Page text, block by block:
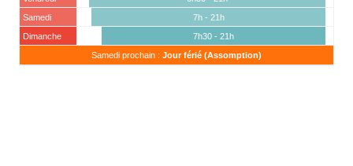
Samedi
7h - 21h
Dimanche
7h30 - 21h
Samedi prochain : Jour férié (Assomption)